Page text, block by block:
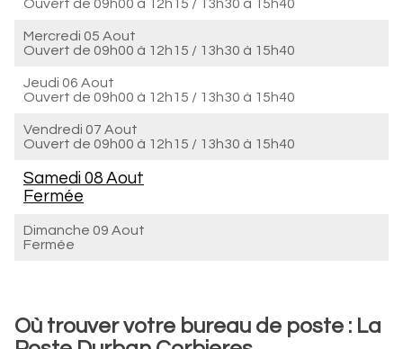
Ouvert de 09h00 à 12h15 / 13h30 à 15h40
Mercredi 05 Aout
Ouvert de 09h00 à 12h15 / 13h30 à 15h40
Jeudi 06 Aout
Ouvert de 09h00 à 12h15 / 13h30 à 15h40
Vendredi 07 Aout
Ouvert de 09h00 à 12h15 / 13h30 à 15h40
Samedi 08 Aout
Fermée
Dimanche 09 Aout
Fermée
Où trouver votre bureau de poste : La